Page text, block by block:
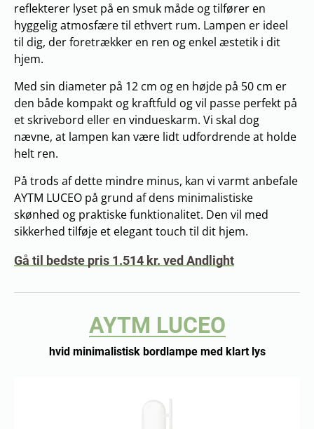
reflekterer lyset på en smuk måde og tilfører en
hyggelig atmosfære til ethvert rum. Lampen er ideel
til dig, der foretrækker en ren og enkel æstetik i dit
hjem.
Med sin diameter på 12 cm og en højde på 50 cm er
den både kompakt og kraftfuld og vil passe perfekt på
et skrivebord eller en vindueskarm. Vi skal dog
nævne, at lampen kan være lidt udfordrende at holde
helt ren.
På trods af dette mindre minus, kan vi varmt anbefale
AYTM LUCEO på grund af dens minimalistiske
skønhed og praktiske funktionalitet. Den vil med
sikkerhed tilføje et elegant touch til dit hjem.
Gå til bedste pris 1.514 kr. ved Andlight
AYTM LUCEO
hvid minimalistisk bordlampe med klart lys